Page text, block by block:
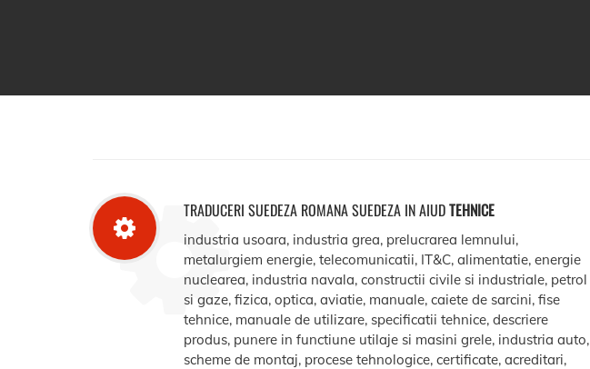
TRADUCERI SUEDEZA ROMANA SUEDEZA IN AIUDTEHNICE
industria usoara, industria grea, prelucrarea lemnului,
metalurgiem energie, telecomunicatii, IT&C, alimentatie, energie
nuclearea, industria navala, constructii civile si industriale, petrol
si gaze, fizica, optica, aviatie, manuale, caiete de sarcini, fise
tehnice, manuale de utilizare, specificatii tehnice, descriere
produs, punere in functiune utilaje si masini grele, industria auto,
scheme de montaj, procese tehnologice, certificate, acreditari,